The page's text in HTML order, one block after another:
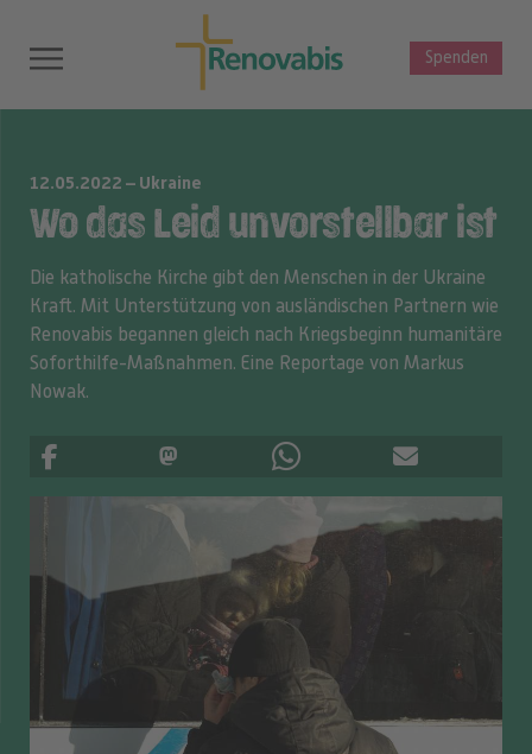
Spenden
12.05.2022 – Ukraine
Wo das Leid unvorstellbar ist
Die katholische Kirche gibt den Menschen in der Ukraine
Kraft. Mit Unterstützung von ausländischen Partnern wie
Renovabis begannen gleich nach Kriegsbeginn humanitäre
Soforthilfe-Maßnahmen. Eine Reportage von Markus
Nowak.